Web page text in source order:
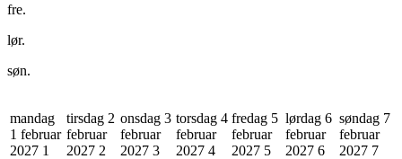
fre.
lør.
søn.
mandag
1 februar
2027 1
tirsdag 2
februar
2027 2
onsdag 3
februar
2027 3
torsdag 4
februar
2027 4
fredag 5
februar
2027 5
lørdag 6
februar
2027 6
søndag 7
februar
2027 7